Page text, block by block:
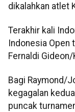
dikalahkan atlet
Terakhir kali
Indonesia
Fernaldi
Bagi Raymond/
kegagalan
puncak